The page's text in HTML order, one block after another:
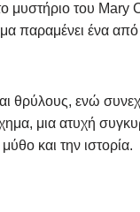
μυστήριο του Mary
ένα από
θρύλους, ενώ
μια ατυχή
και την ιστορία.